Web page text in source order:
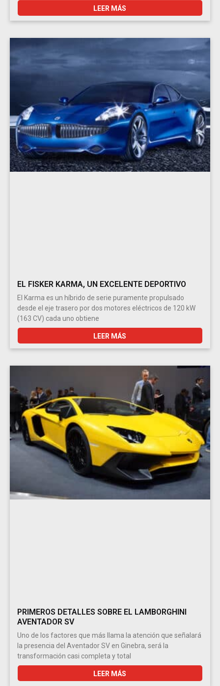
LEER MÁS
EL FISKER KARMA, UN EXCELENTE DEPORTIVO
El Karma es un híbrido de serie puramente propulsado
desde el eje trasero por dos motores eléctricos de 120 kW
(163 CV) cada uno obtiene
LEER MÁS
PRIMEROS DETALLES SOBRE EL LAMBORGHINI
AVENTADOR SV
Uno de los factores que más llama la atención que señalará
la presencia del Aventador SV en Ginebra, será la
transformación casi completa y total
LEER MÁS